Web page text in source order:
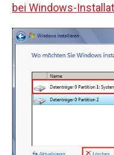
bei Windows-